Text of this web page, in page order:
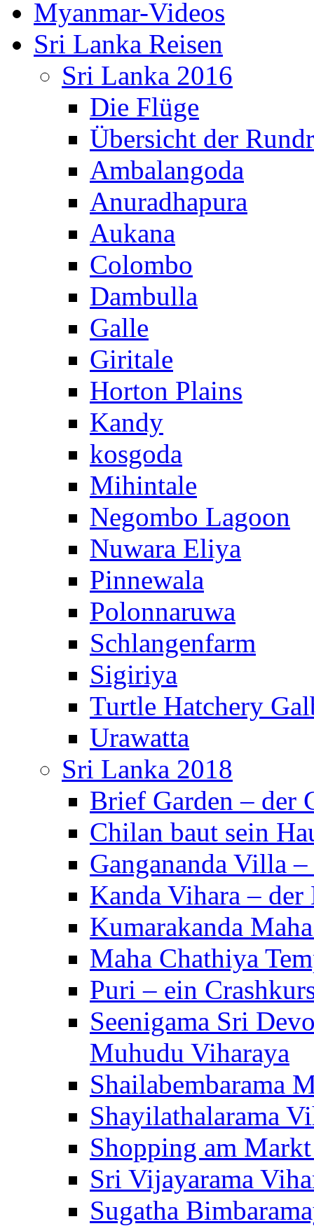
Myanmar-Videos
Sri Lanka Reisen
Sri Lanka 2016
Die Flüge
Übersicht der
Ambalangoda
Anuradhapura
Aukana
Colombo
Dambulla
Galle
Giritale
Horton Plains
Kandy
kosgoda
Mihintale
Negombo Lagoon
Nuwara Eliya
Pinnewala
Polonnaruwa
Schlangenfarm
Sigiriya
Turtle Hatchery
Urawatta
Sri Lanka 2018
Brief Garden – der
Chilan baut sein
Gangananda Villa
Kanda Vihara –
Kumarakanda
Maha Chathiya
Puri – ein
Seenigama Sri
Muhudu Viharaya
Shailabembarama
Shayilathalarama
Shopping am
Sri Vijayarama
Sugatha